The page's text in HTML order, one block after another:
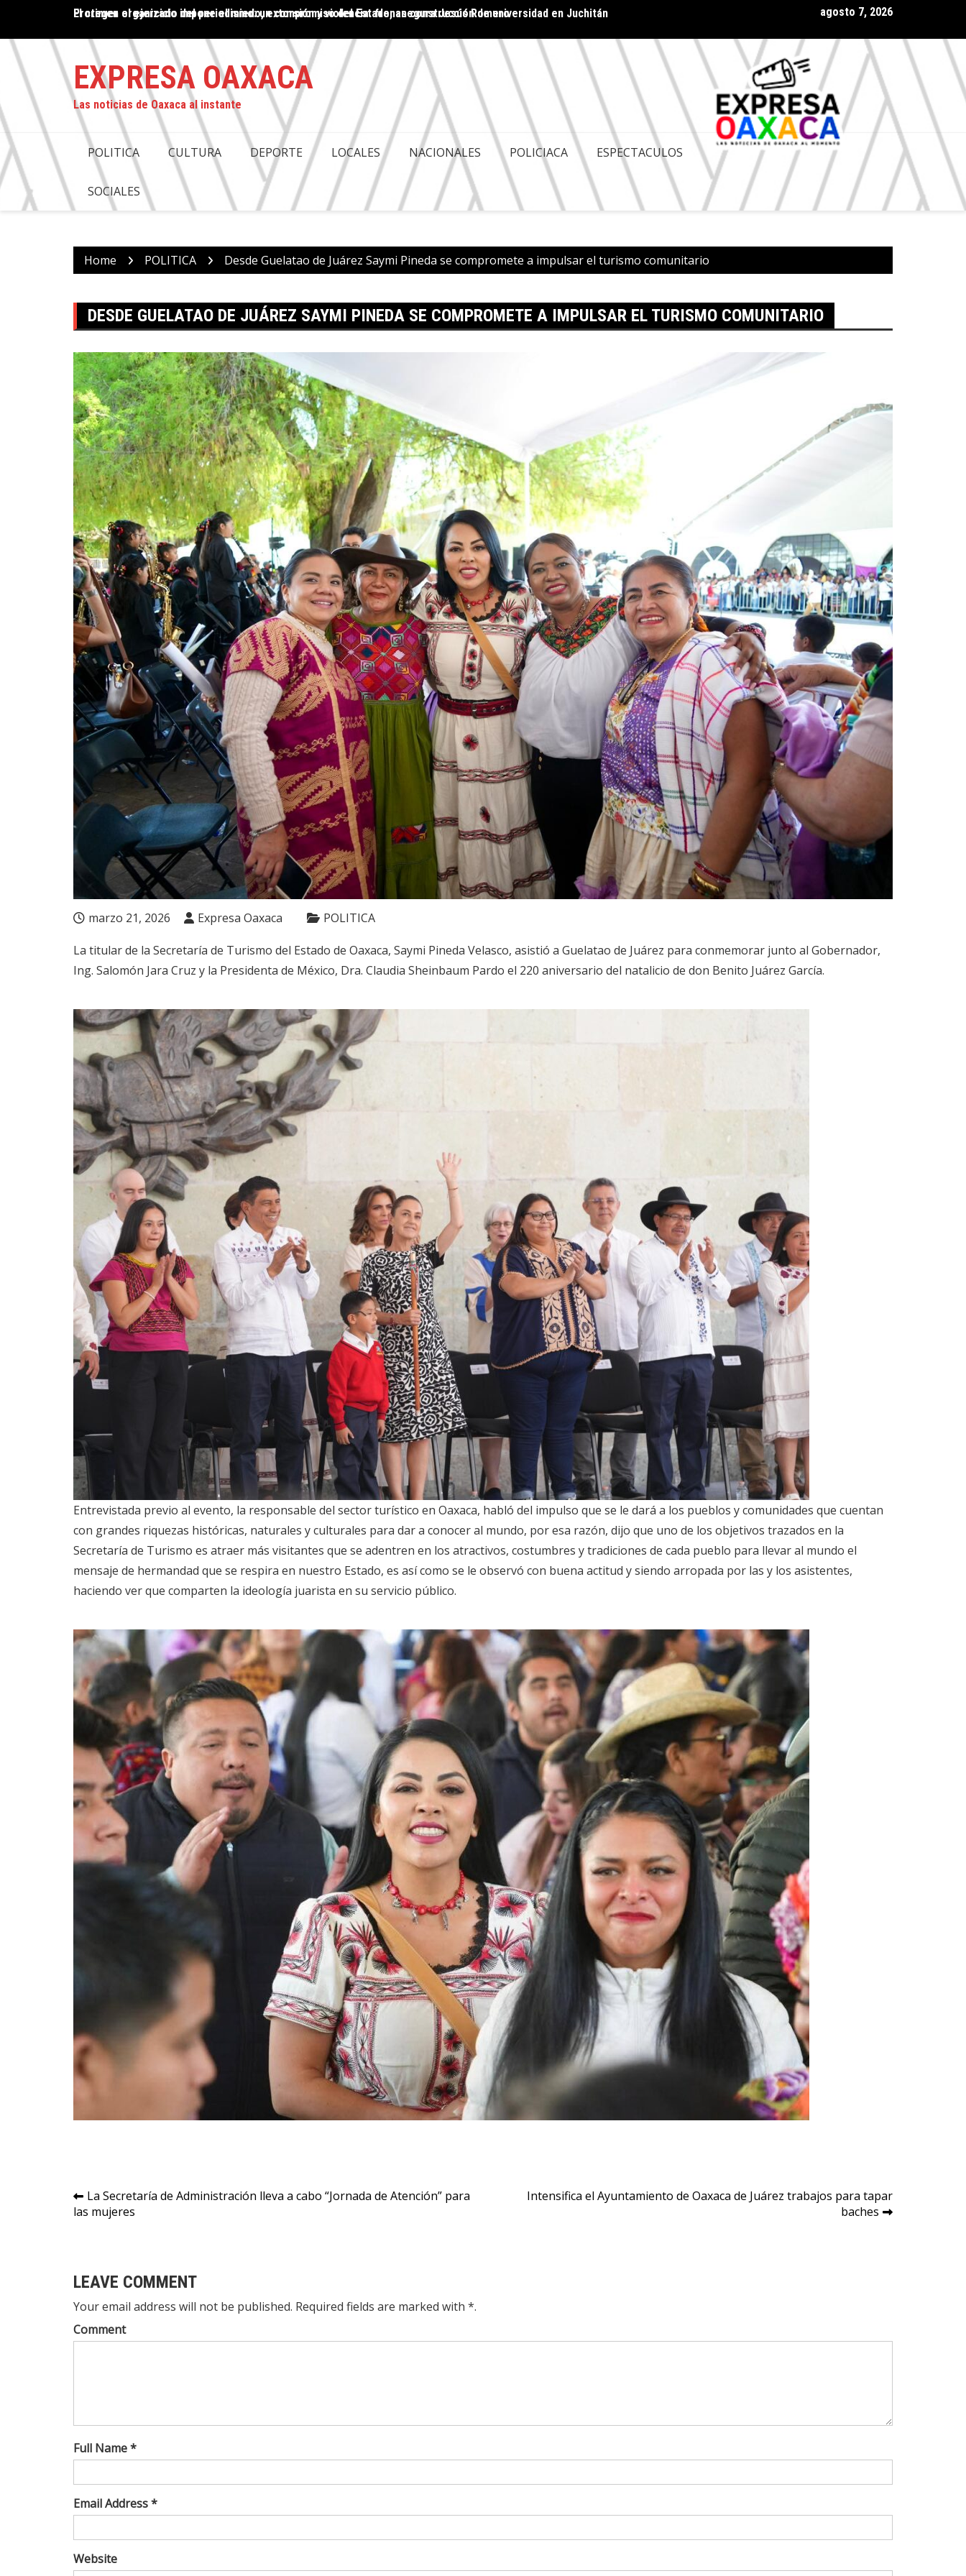
content
El crimen organizado impone el miedo, extorsión y violencia: frenan construcción de universidad en Juchitán
PROPUESTA DE DESAPARICIÓN DE PODERES EN OAXACA ES POLITIQUERÍA; HAY GOBERNABILIDAD Y
Cuenta Gobernador de Oaxaca Salomón Jara Cruz con amplia
agosto 7, 2026
EXPRESA OAXACA
Las noticias de Oaxaca al instante
POLITICA CULTURA DEPORTE LOCALES NACIONALES POLICIACA ESPECTACULOS
SOCIALES
Home POLITICA Desde Guelatao de Juárez Saymi Pineda se compromete a impulsar el turismo comunitario
DESDE GUELATAO DE JUÁREZ SAYMI PINEDA SE COMPROMETE A IMPULSAR EL TURISMO COMUNITARIO
marzo 21, 2026 Expresa Oaxaca POLITICA
La titular de la Secretaría de Turismo del Estado de Oaxaca, Saymi Pineda Velasco, asistió a Guelatao de Juárez para conmemorar junto al Gobernador,
Ing. Salomón Jara Cruz y la Presidenta de México, Dra. Claudia Sheinbaum Pardo el 220 aniversario del natalicio de don Benito Juárez García.
Entrevistada previo al evento, la responsable del sector turístico en Oaxaca, habló del impulso que se le dará a los pueblos y comunidades que cuentan
con grandes riquezas históricas, naturales y culturales para dar a conocer al mundo, por esa razón, dijo que uno de los objetivos trazados en la
Secretaría de Turismo es atraer más visitantes que se adentren en los atractivos, costumbres y tradiciones de cada pueblo para llevar al mundo el
mensaje de hermandad que se respira en nuestro Estado, es así como se le observó con buena actitud y siendo arropada por las y los asistentes,
haciendo ver que comparten la ideología juarista en su servicio público.
Navegación
de
La Secretaría de Administración lleva a cabo “Jornada de Atención” para
las mujeres
Intensifica el Ayuntamiento de Oaxaca de Juárez trabajos para tapar
baches
LEAVE COMMENT
Your email address will not be published. Required fields are marked with *.
Comment
Full Name *
Email Address *
Website